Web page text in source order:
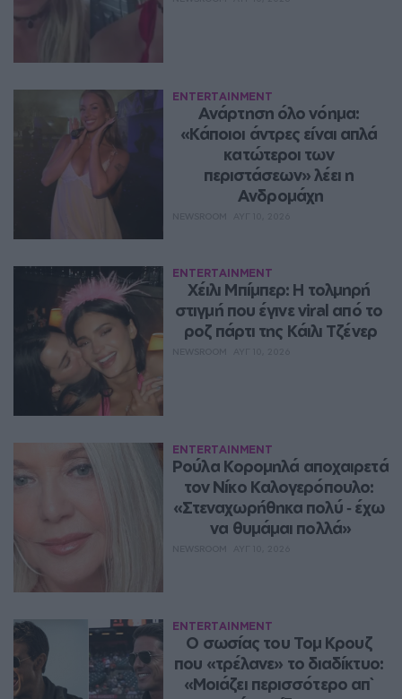
ENTERTAINMENT
Ανάρτηση όλο νόημα:
«Κάποιοι άντρες είναι απλά
κατώτεροι των
περιστάσεων» λέει η
Ανδρομάχη
ENTERTAINMENT
Χέιλι Μπίμπερ: Η τολμηρή
στιγμή που έγινε viral από το
ροζ πάρτι της Κάιλι Τζένερ
ENTERTAINMENT
Ρούλα Κορομηλά αποχαιρετά
τον Νίκο Καλογερόπουλο:
«Στεναχωρήθηκα πολύ ‑ έχω
να θυμάμαι πολλά»
ENTERTAINMENT
Ο σωσίας του Τομ Κρουζ
που «τρέλανε» το διαδίκτυο:
«Μοιάζει περισσότερο απ`